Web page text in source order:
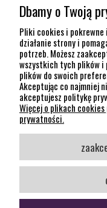
KONTAKT
12 307 26 20
Kraków, 30-704 Na Dołach 8
SOCIAL MEDIA
Śledź nas
Dbamy o Twoją
Pliki cookies i
działanie strony i
potrzeb. Możesz
wszystkich tych plików i
plików do swoich
Akceptując co najmniej
akceptujesz politykę
Więcej o plikach
prywatności.